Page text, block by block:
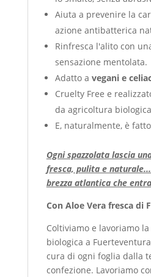
Aiuta a prevenire la
azione antibatterica
Rinfresca l'alito con
sensazione mentolata.
Adatto a vegani e
Cruelty Free e
da agricoltura
E, naturalmente, è
Ogni spazzolata lascia
fresca, pulita e
brezza atlantica che
Con Aloe Vera fresca di
Coltiviamo e lavoriamo
biologica a
cura di ogni foglia dalla
confezione. Lavoriamo